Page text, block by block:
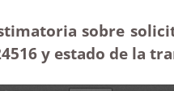
sobre
y estado de la